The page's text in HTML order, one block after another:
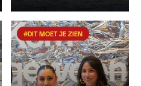
#DIT MOET JE ZIEN